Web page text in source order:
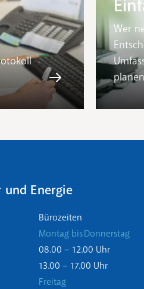
Wer
Energie
Bürozeiten
Montag bis Donnerstag
08.00 – 12.00 Uhr
13.00 – 17.00 Uhr
Freitag